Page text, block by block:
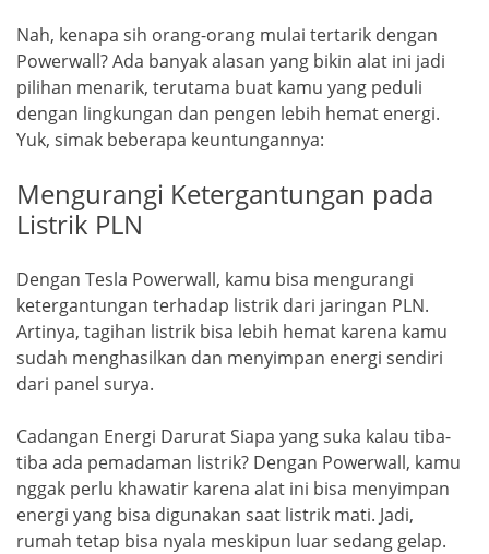
Nah, kenapa sih orang-orang mulai tertarik dengan
Powerwall? Ada banyak alasan yang bikin alat ini jadi
pilihan menarik, terutama buat kamu yang peduli
dengan lingkungan dan pengen lebih hemat energi.
Yuk, simak beberapa keuntungannya:
Mengurangi Ketergantungan pada
Listrik PLN
Dengan Tesla Powerwall, kamu bisa mengurangi
ketergantungan terhadap listrik dari jaringan PLN.
Artinya, tagihan listrik bisa lebih hemat karena kamu
sudah menghasilkan dan menyimpan energi sendiri
dari panel surya.
Cadangan Energi Darurat Siapa yang suka kalau tiba-
tiba ada pemadaman listrik? Dengan Powerwall, kamu
nggak perlu khawatir karena alat ini bisa menyimpan
energi yang bisa digunakan saat listrik mati. Jadi,
rumah tetap bisa nyala meskipun luar sedang gelap.